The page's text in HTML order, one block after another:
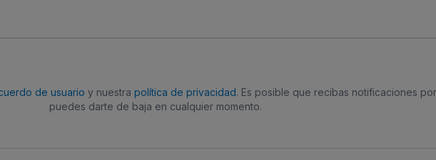
de usuario y nuestra política de privacidad. Es posible que recibas notificaciones
puedes darte de baja en cualquier momento.